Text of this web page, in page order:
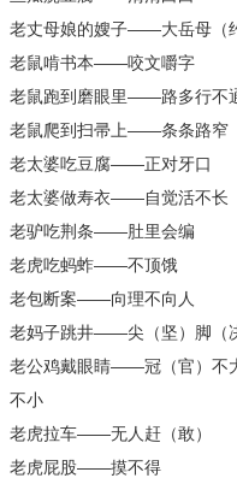
老丈母娘的嫂子——大岳母（
老鼠啃书本——咬文嚼字
老鼠跑到磨眼里——路多行不
老鼠爬到扫帚上——条条路窄
老太婆吃豆腐——正对牙口
老太婆做寿衣——自觉活不长
老驴吃荆条——肚里会编
老虎吃蚂蚱——不顶饿
老包断案——向理不向人
老妈子跳井——尖（坚）脚（
老公鸡戴眼睛——冠（官）不
不小
老虎拉车——无人赶（敢）
老虎屁股——摸不得